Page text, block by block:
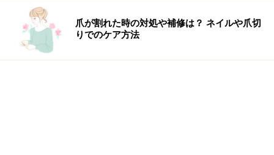
爪が割れた時の対処や補修は？ ネイルや爪切
りでのケア方法